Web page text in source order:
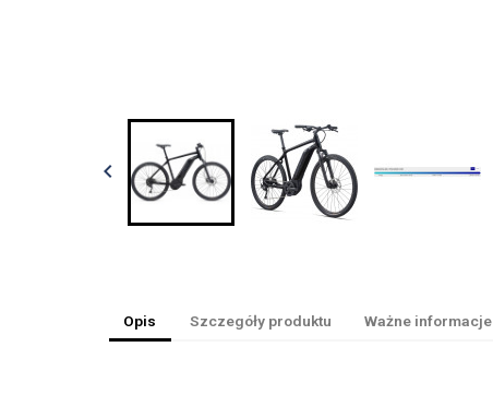

Opis Szczegóły produktu Ważne informacje